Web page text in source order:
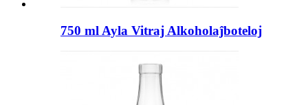
750 ml Ayla Vitraj Alkoholaĵboteloj